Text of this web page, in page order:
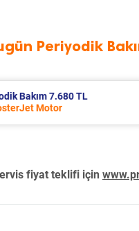
Periyodik
Bakım 10.994 TL
Hybrid Motor
fiyat teklifi için